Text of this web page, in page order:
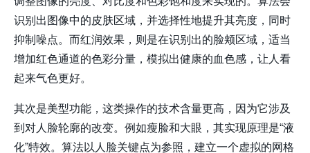
识别出图像中的皮肤区域，并选择性地提升其亮度，同时
抑制噪点。而红润效果，则是在识别出的脸颊区域，适当
增加红色通道的色彩分量，模拟出健康的血色感，让人看
起来气色更好。
其次是美型功能，这类操作的技术含量更高，因为它涉及
到对人脸轮廓的改变。例如瘦脸和大眼 ，其实现原理是“液
化”特效。算法以人脸关键点为参照，建立一个虚拟的网格